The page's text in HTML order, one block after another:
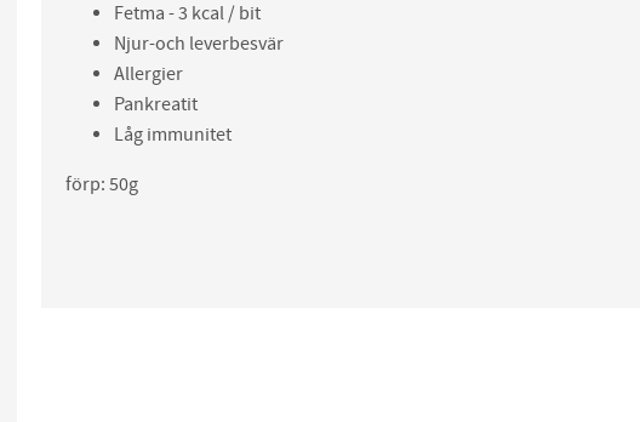
Fetma - 3 kcal / bit
Njur-och leverbesvär
Allergier
Pankreatit
Låg immunitet
förp: 50g